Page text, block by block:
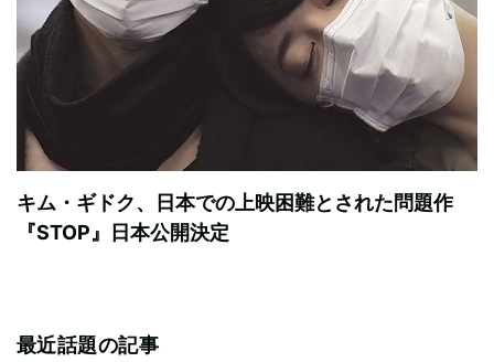
キム・ギドク、日本での上映困難とされた問題作
『STOP』日本公開決定
最近話題の記事